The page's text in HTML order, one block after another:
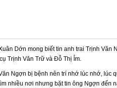
Dớn mong biết tin anh trai Trịnh Văn
Trịnh Văn Trữ và Đỗ Thị Ỉm.
Ngợn bị bệnh nên trí nhớ lúc nhớ, lúc
nhiều nơi nhưng bặt tin ông Ngợn đến